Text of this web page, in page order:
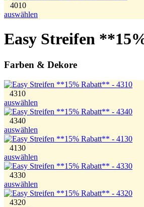
4010
auswählen
Easy Streifen
Farben & Dekore
4310
auswählen
4340
auswählen
4130
auswählen
4330
auswählen
4320